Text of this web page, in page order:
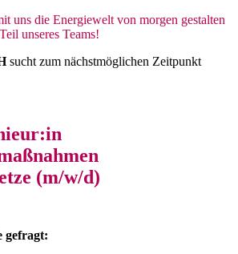
uns die Energiewelt von morgen gestalten
unseres Teams!
sucht zum nächstmöglichen Zeitpunkt
(m/w/d)
gefragt: